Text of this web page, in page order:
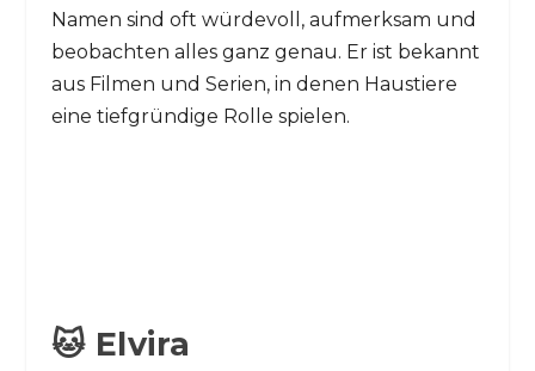
Namen sind oft würdevoll, aufmerksam und
beobachten alles ganz genau. Er ist bekannt
aus Filmen und Serien, in denen Haustiere
eine tiefgründige Rolle spielen.
🐱 Elvira